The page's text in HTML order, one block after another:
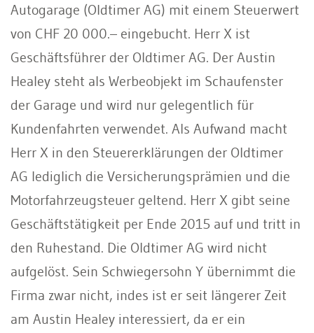
Autogarage (Oldtimer AG) mit einem Steuerwert
von CHF 20 000.– eingebucht. Herr X ist
Geschäftsführer der Oldtimer AG. Der Austin
Healey steht als Werbeobjekt im Schaufenster
der Garage und wird nur gelegentlich für
Kundenfahrten verwendet. Als Aufwand macht
Herr X in den Steuererklärungen der Oldtimer
AG lediglich die Versicherungsprämien und die
Motorfahrzeugsteuer geltend. Herr X gibt seine
Geschäftstätigkeit per Ende 2015 auf und tritt in
den Ruhestand. Die Oldtimer AG wird nicht
aufgelöst. Sein Schwiegersohn Y übernimmt die
Firma zwar nicht, indes ist er seit längerer Zeit
am Austin Healey interessiert, da er ein